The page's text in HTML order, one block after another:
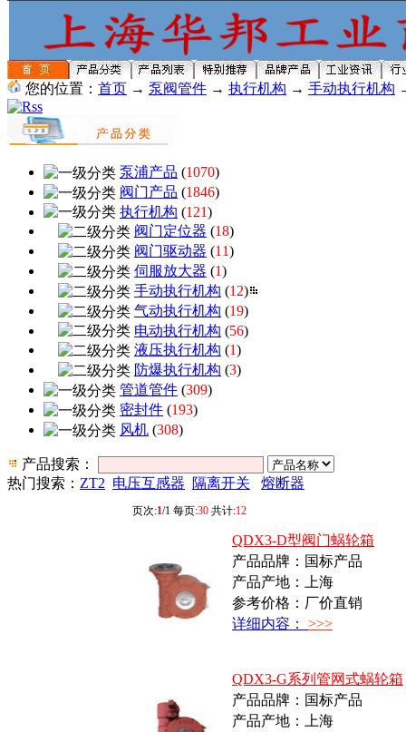
您的位置： 首页 → 泵阀管件 → 执行机构 → 手动执行机构
泵浦产品 (1070)
阀门产品 (1846)
执行机构 (121)
阀门定位器 (18)
阀门驱动器 (11)
伺服放大器 (1)
手动执行机构 (12)
气动执行机构 (19)
电动执行机构 (56)
液压执行机构 (1)
防爆执行机构 (3)
管道管件 (309)
密封件 (193)
风机 (308)
产品搜索：
热门搜索： ZT2 电压互感器 隔离开关 熔断器
页次:1/1 每页:30 共计:12
QDX3-D型阀门蜗轮箱
产品品牌：国标产品
产品产地：上海
参考价格：厂价直销
详细内容： >>>
QDX3-G系列管网式蜗轮箱
产品品牌：国标产品
产品产地：上海